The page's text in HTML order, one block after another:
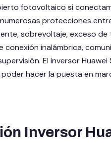
fotovoltaico si
protecciones
sobrevoltaje, exceso de
conexión inalámbrica,
El inversor
poder hacer la puesta en
Inversor